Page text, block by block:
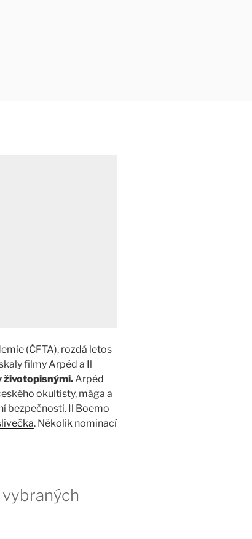
(ČFTA), rozdá letos
filmy Arpéd a Il
životopisnými.Arpéd
okultisty, mága a
bezpečnosti. Il Boemo
. Několik nominací